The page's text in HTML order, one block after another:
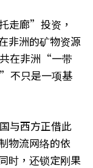
走廊”投资，
非洲的矿物资源
在非洲“一带
不只是一项基
与西方正借此
物流网络的依
时，还锁定刚果